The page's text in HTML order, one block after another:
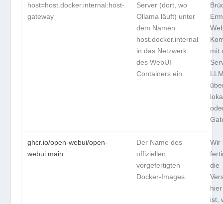
host=host.docker.internal:host-
gateway
Server (dort, wo
Ollama läuft) unter
dem Namen
host.docker.internal
in das Netzwerk
des WebUI-
Containers ein.
mit
ghcr.io/open-webui/open-
webui:main
Der Name des
offiziellen,
vorgefertigten
Docker-Images.
Wir
die
ist,